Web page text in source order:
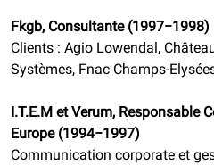
Fkgb, Consultante (1997−1998)
Clients : Agio Lowendal,
Systèmes, Fnac Champs-
I.T.E.M et Verum, Responsable
Europe (1994−1997)
Communication corporate et